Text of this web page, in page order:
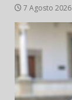
7 Agosto 2026